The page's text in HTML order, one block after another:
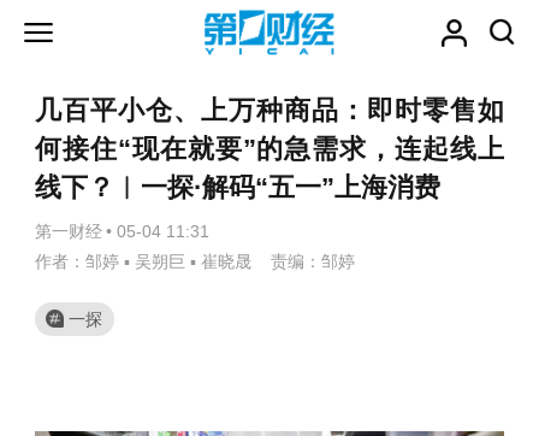
几百平小仓、上万种商品：即时零售如
何接住“现在就要”的急需求，连起线上
线下？︱一探·解码“五一”上海消费
第一财经 • 05-04 11:31
作者：邹婷 ▪ 吴朔巨 ▪ 崔晓晟 责编：邹婷
一探